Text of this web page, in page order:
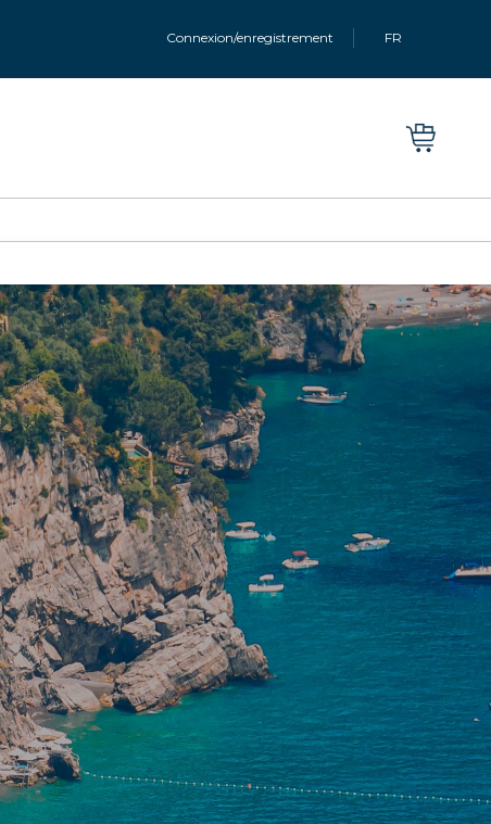
Connexion/enregistrement FR